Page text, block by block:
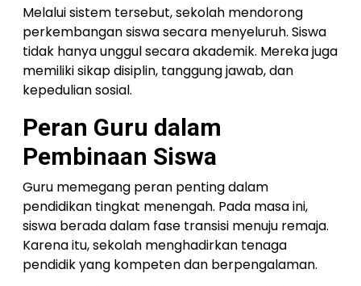
Melalui sistem tersebut, sekolah mendorong
perkembangan siswa secara menyeluruh. Siswa
tidak hanya unggul secara akademik. Mereka juga
memiliki sikap disiplin, tanggung jawab, dan
kepedulian sosial.
Peran Guru dalam
Pembinaan Siswa
Guru memegang peran penting dalam
pendidikan tingkat menengah. Pada masa ini,
siswa berada dalam fase transisi menuju remaja.
Karena itu, sekolah menghadirkan tenaga
pendidik yang kompeten dan berpengalaman.